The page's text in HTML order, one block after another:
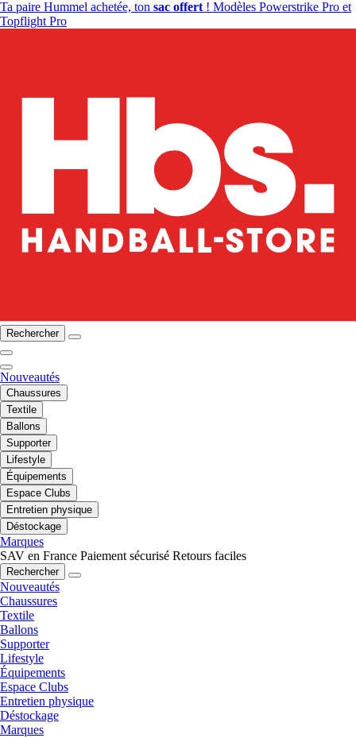
Ta paire Hummel achetée, ton sac offert ! Modèles Powerstrike Pro et
Topflight Pro
Rechercher
Nouveautés
Chaussures
Textile
Ballons
Supporter
Lifestyle
Équipements
Espace Clubs
Entretien physique
Déstockage
Marques
SAV en France Paiement sécurisé Retours faciles
Rechercher
Nouveautés
Chaussures
Textile
Ballons
Supporter
Lifestyle
Équipements
Espace Clubs
Entretien physique
Déstockage
Marques